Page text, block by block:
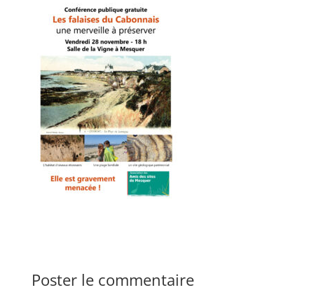
Poster le commentaire